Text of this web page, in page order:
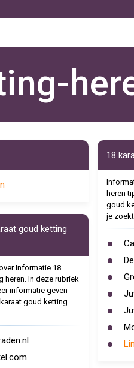
goud ketting
Informatie 18
heren. In deze rubriek
informatie geven
goud ketting
18
heren
goud
je